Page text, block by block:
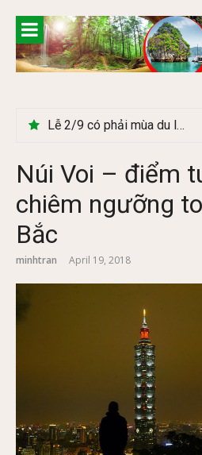
content
Lễ 2/9 có phải mùa du lịch Hà Giang đẹp không?
Cây Ráy khổng lồ tại vườn Quốc gia Cúc Phương
Núi Voi – điểm
chiêm ngưỡng
Bắc
minhtran April 19, 2018